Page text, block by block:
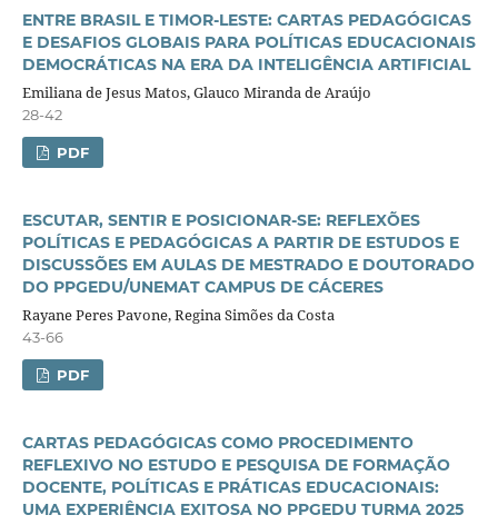
ENTRE BRASIL E TIMOR-LESTE: CARTAS PEDAGÓGICAS
E DESAFIOS GLOBAIS PARA POLÍTICAS EDUCACIONAIS
DEMOCRÁTICAS NA ERA DA INTELIGÊNCIA ARTIFICIAL
Emiliana de Jesus Matos, Glauco Miranda de Araújo
28-42
PDF
ESCUTAR, SENTIR E POSICIONAR-SE: REFLEXÕES
POLÍTICAS E PEDAGÓGICAS A PARTIR DE ESTUDOS E
DISCUSSÕES EM AULAS DE MESTRADO E DOUTORADO
DO PPGEDU/UNEMAT CAMPUS DE CÁCERES
Rayane Peres Pavone, Regina Simões da Costa
43-66
PDF
CARTAS PEDAGÓGICAS COMO PROCEDIMENTO
REFLEXIVO NO ESTUDO E PESQUISA DE FORMAÇÃO
DOCENTE, POLÍTICAS E PRÁTICAS EDUCACIONAIS:
UMA EXPERIÊNCIA EXITOSA NO PPGEDU TURMA 2025